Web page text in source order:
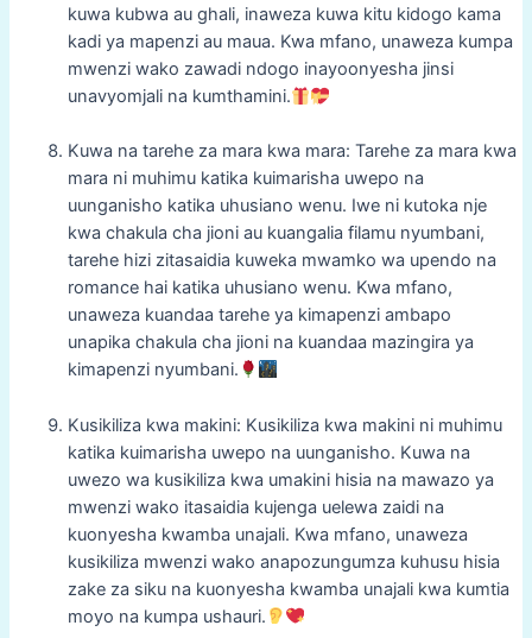
kuwa kubwa au ghali, inaweza kuwa kitu kidogo kama
kadi ya mapenzi au maua. Kwa mfano, unaweza kumpa
mwenzi wako zawadi ndogo inayoonyesha jinsi
unavyomjali na kumthamini.
Kuwa na tarehe za mara kwa mara: Tarehe za mara kwa
mara ni muhimu katika kuimarisha uwepo na
uunganisho katika uhusiano wenu. Iwe ni kutoka nje
kwa chakula cha jioni au kuangalia filamu nyumbani,
tarehe hizi zitasaidia kuweka mwamko wa upendo na
romance hai katika uhusiano wenu. Kwa mfano,
unaweza kuandaa tarehe ya kimapenzi ambapo
unapika chakula cha jioni na kuandaa mazingira ya
kimapenzi nyumbani.
Kusikiliza kwa makini: Kusikiliza kwa makini ni muhimu
katika kuimarisha uwepo na uunganisho. Kuwa na
uwezo wa kusikiliza kwa umakini hisia na mawazo ya
mwenzi wako itasaidia kujenga uelewa zaidi na
kuonyesha kwamba unajali. Kwa mfano, unaweza
kusikiliza mwenzi wako anapozungumza kuhusu hisia
zake za siku na kuonyesha kwamba unajali kwa kumtia
moyo na kumpa ushauri.